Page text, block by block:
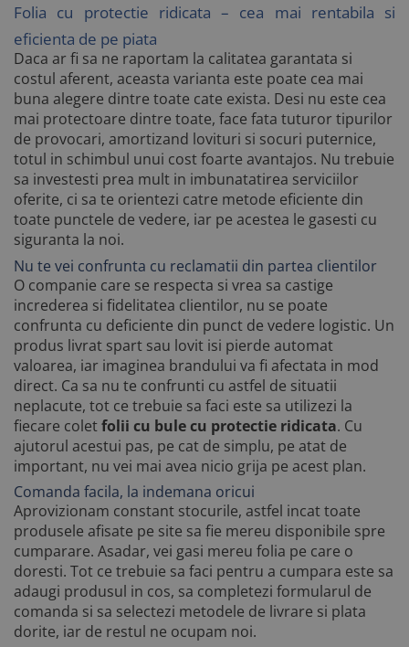
Folia cu protectie ridicata – cea mai rentabila si
eficienta de pe piata
Daca ar fi sa ne raportam la calitatea garantata si
costul aferent, aceasta varianta este poate cea mai
buna alegere dintre toate cate exista. Desi nu este cea
mai protectoare dintre toate, face fata tuturor tipurilor
de provocari, amortizand lovituri si socuri puternice,
totul in schimbul unui cost foarte avantajos. Nu trebuie
sa investesti prea mult in imbunatatirea serviciilor
oferite, ci sa te orientezi catre metode eficiente din
toate punctele de vedere, iar pe acestea le gasesti cu
siguranta la noi.
Nu te vei confrunta cu reclamatii din partea clientilor
O companie care se respecta si vrea sa castige
increderea si fidelitatea clientilor, nu se poate
confrunta cu deficiente din punct de vedere logistic. Un
produs livrat spart sau lovit isi pierde automat
valoarea, iar imaginea brandului va fi afectata in mod
direct. Ca sa nu te confrunti cu astfel de situatii
neplacute, tot ce trebuie sa faci este sa utilizezi la
fiecare coletfolii cu bule cu protectie ridicata. Cu
ajutorul acestui pas, pe cat de simplu, pe atat de
important, nu vei mai avea nicio grija pe acest plan.
Comanda facila, la indemana oricui
Aprovizionam constant stocurile, astfel incat toate
produsele afisate pe site sa fie mereu disponibile spre
cumparare. Asadar, vei gasi mereu folia pe care o
doresti. Tot ce trebuie sa faci pentru a cumpara este sa
adaugi produsul in cos, sa completezi formularul de
comanda si sa selectezi metodele de livrare si plata
dorite, iar de restul ne ocupam noi.